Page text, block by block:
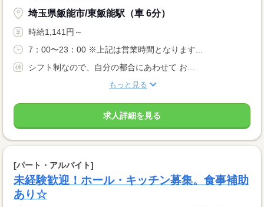
埼玉県飯能市/東飯能駅（車 6分）
時給1,141円～
7：00〜23：00 ※上記は営業時間となります...
シフト制なので、自分の都合にあわせて お...
もっと見る
求人詳細を見る
[パート・アルバイト]
未経験歓迎！ホール・キッチン募集。食事補助
あり☆